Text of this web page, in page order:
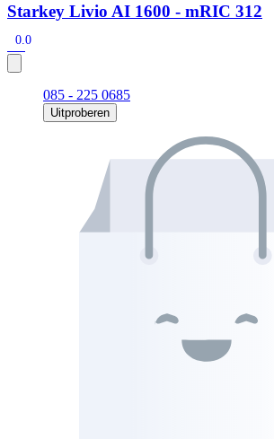
Starkey Livio AI 1600 - mRIC 312
0.0
085 - 225 0685
Uitproberen